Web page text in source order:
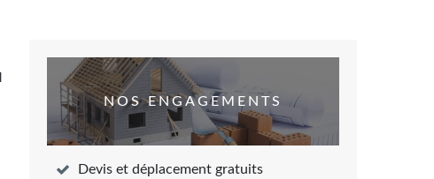
NOS ENGAGEMENTS
Devis et déplacement gratuits